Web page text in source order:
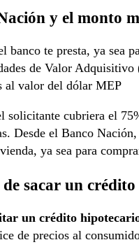
y el monto
banco te presta, ya sea
de Valor
al valor del dólar MEP
solicitante cubriera el
Desde el Banco
ya sea para
sacar un
un crédito
de precios al